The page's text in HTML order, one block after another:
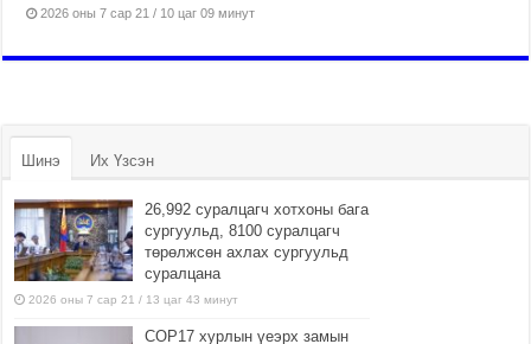
2026 оны 7 сар 21 / 10 цаг 09 минут
Шинэ Их Үзсэн
26,992 суралцагч хотхоны бага
сургуульд, 8100 суралцагч
төрөлжсөн ахлах сургуульд
суралцана
2026 оны 7 сар 21 / 13 цаг 43 минут
COP17 хурлын үеэрх замын